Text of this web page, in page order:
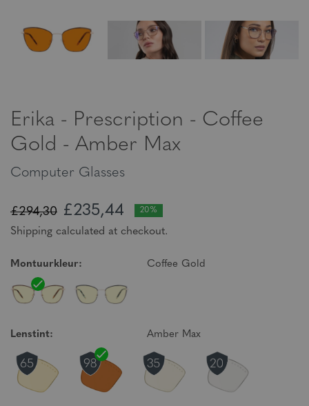
Erika - Prescription - Coffee
Gold - Amber Max
Computer Glasses
£294,30 £235,44 20%
Shipping calculated at checkout.
Montuurkleur: Coffee Gold
Lenstint: Amber Max